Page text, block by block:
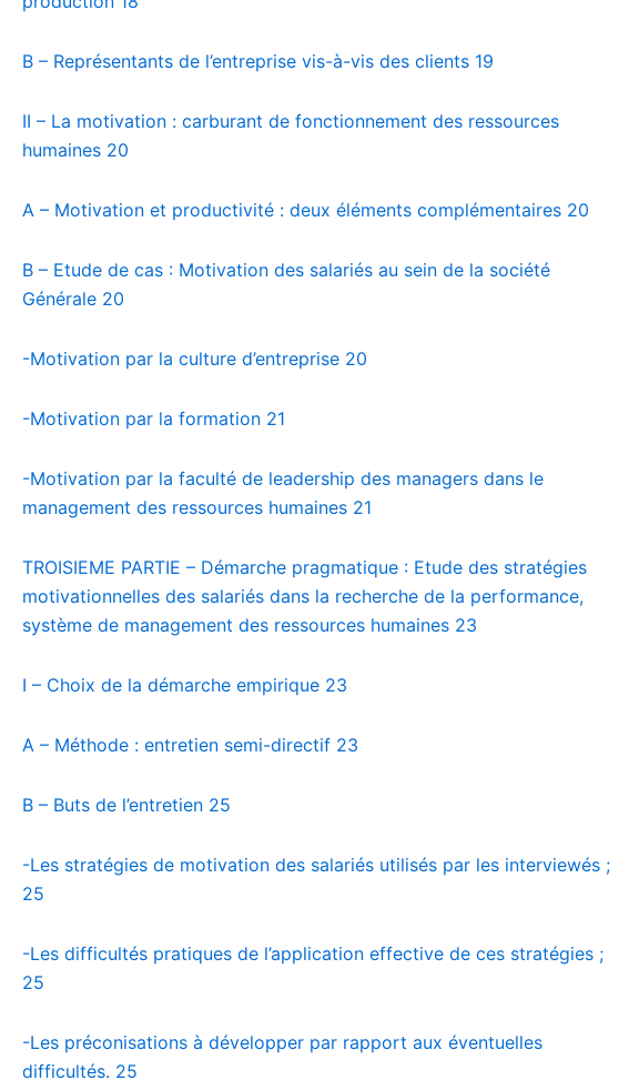
B – Représentants de l’entreprise vis-à-vis des clients 19
II – La motivation : carburant de fonctionnement des ressources
humaines 20
A – Motivation et productivité : deux éléments complémentaires 20
B – Etude de cas : Motivation des salariés au sein de la société
Générale 20
-Motivation par la culture d’entreprise 20
-Motivation par la formation 21
-Motivation par la faculté de leadership des managers dans le
management des ressources humaines 21
TROISIEME PARTIE – Démarche pragmatique : Etude des stratégies
motivationnelles des salariés dans la recherche de la performance,
système de management des ressources humaines 23
I – Choix de la démarche empirique 23
A – Méthode : entretien semi-directif 23
B – Buts de l’entretien 25
-Les stratégies de motivation des salariés utilisés par les interviewés ;
25
-Les difficultés pratiques de l’application effective de ces stratégies ;
25
-Les préconisations à développer par rapport aux éventuelles
difficultés. 25